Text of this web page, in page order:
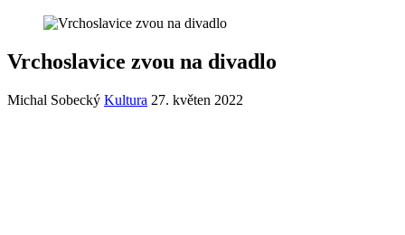
Vrchoslavice zvou na divadlo
Michal Sobecký Kultura 27. květen 2022